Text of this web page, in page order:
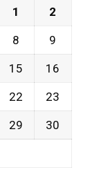
1 2
8 9
15 16
22 23
29 30